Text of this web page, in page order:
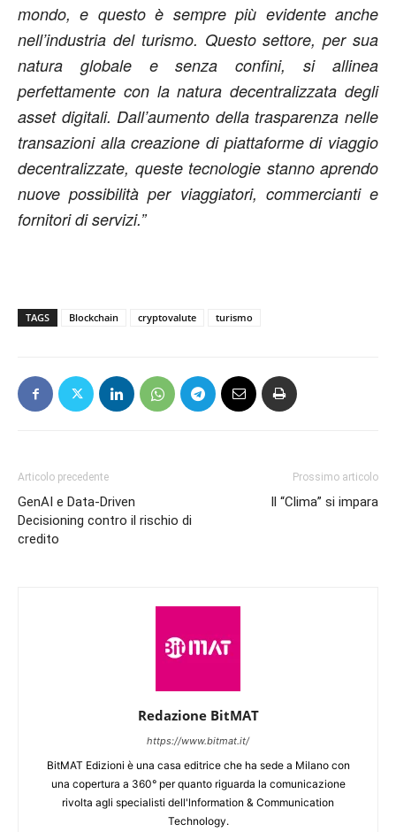
mondo, e questo è sempre più evidente anche
nell’industria del turismo. Questo settore, per sua
natura globale e senza confini, si allinea
perfettamente con la natura decentralizzata degli
asset digitali. Dall’aumento della trasparenza nelle
transazioni alla creazione di piattaforme di viaggio
decentralizzate, queste tecnologie stanno aprendo
nuove possibilità per viaggiatori, commercianti e
fornitori di servizi.”
TAGS Blockchain cryptovalute turismo
Articolo precedente
GenAI e Data-Driven
Decisioning contro il rischio di
credito
Prossimo articolo
Il “Clima” si impara
Redazione BitMAT
https://www.bitmat.it/
BitMAT Edizioni è una casa editrice che ha sede a Milano con
una copertura a 360° per quanto riguarda la comunicazione
rivolta agli specialisti dell'lnformation & Communication
Technology.